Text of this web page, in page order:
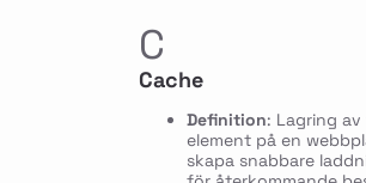
C
Cache
Definition: Lagring av
element på en
skapa snabbare